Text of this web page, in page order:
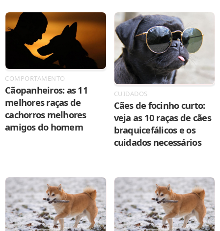
COMPORTAMENTO
Cãopanheiros: as 11
melhores raças de
cachorros melhores
amigos do homem
CUIDADOS
Cães de focinho curto:
veja as 10 raças de cães
braquicefálicos e os
cuidados necessários